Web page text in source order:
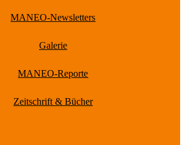
MANEO-Newsletters
Galerie
MANEO-Reporte
Zeitschrift & Bücher